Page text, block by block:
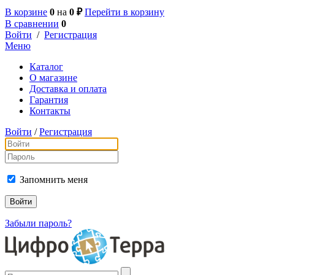
В корзине 0 на 0 ₽ Перейти в корзину
В сравнении 0
Войти / Регистрация
Меню
Каталог
О магазине
Доставка и оплата
Гарантия
Контакты
Войти / Регистрация
Запомнить меня
Забыли пароль?